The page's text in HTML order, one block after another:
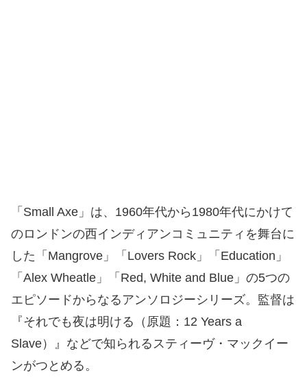
「Small Axe」は、1960年代から1980年代にかけて
のロンドンの西インディアンコミュニティを舞台に
した「Mangrove」「Lovers Rock」「Education」
「Alex Wheatle」「Red, White and Blue」の5つの
エピソードからなるアンソロジーシリーズ。監督は
『それでも夜は明ける（原題：12 Years a
Slave）』などで知られるスティーヴ・マックイー
ンがつとめる。